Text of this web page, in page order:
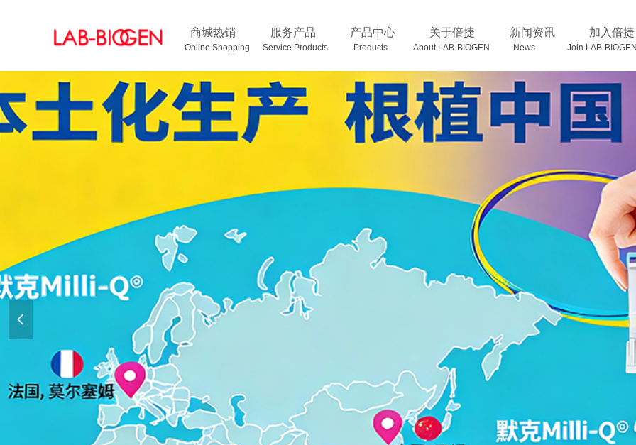
商城热销 服务产品 产品中心 关于倍捷 新闻资讯 加入倍捷
Online Shopping Service Products Products About LAB-BIOGEN News Join LAB-
넳